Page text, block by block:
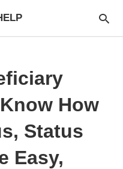
How
Status
Easy,